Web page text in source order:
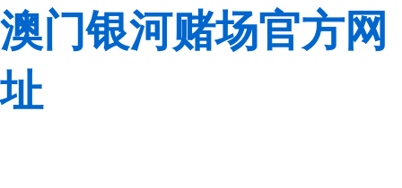
澳门银河赌场官方网
址